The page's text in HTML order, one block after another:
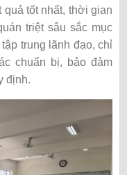
quả tốt nhất, thời gian
triệt sâu sắc mục
trung lãnh đạo, chỉ
chuẩn bị, bảo đảm
định.